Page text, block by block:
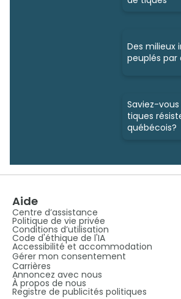
Des milieux
peuplés par
Saviez-
tiques
québécois?
Aide
Centre d’assistance
Politique de vie privée
Conditions d’utilisation
Code d'éthique de l'IA
Accessibilité et accommodation
Gérer mon consentement
Carrières
Annoncez avec nous
À propos de nous
Registre de publicités politiques